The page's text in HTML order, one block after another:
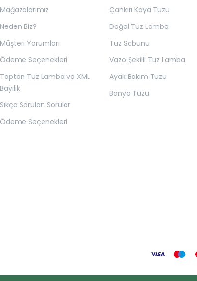
Mağazalarımız
Neden Biz?
Müşteri Yorumları
Ödeme Seçenekleri
Toptan Tuz Lamba ve XML
Bayilik
Sıkça Sorulan Sorular
Ödeme Seçenekleri
Çankırı Kaya Tuzu
Doğal Tuz Lamba
Tuz Sabunu
Vazo Şekilli Tuz Lamba
Ayak Bakım Tuzu
Banyo Tuzu